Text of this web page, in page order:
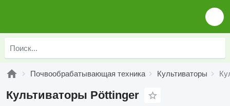
Почвообрабатывающая техника Культиваторы
Культиваторы Pöttinger